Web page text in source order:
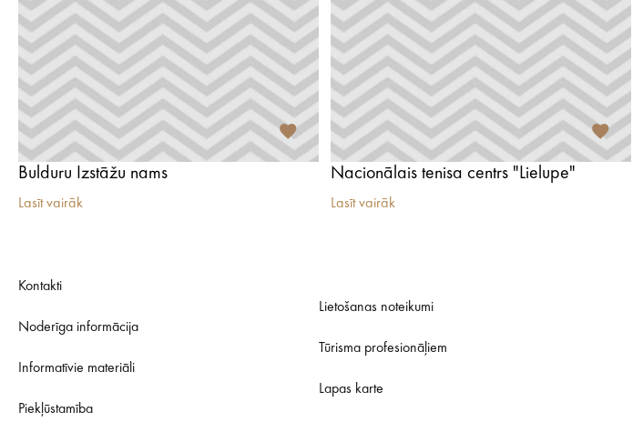
Bulduru Izstāžu nams
Lasīt vairāk
Nacionālais tenisa centrs "Lielupe"
Lasīt vairāk
Kontakti
Noderīga informācija
Informatīvie materiāli
Piekļūstamība
Lietošanas noteikumi
Tūrisma profesionāļiem
Lapas karte